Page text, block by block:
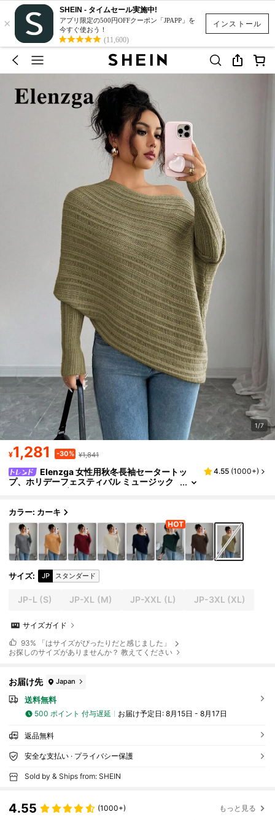
インストール
×
SHEIN - タイムセール実施中!
アプリ限定の500円OFFクーポン「JPAPP」を
今すぐ使おう！
(11,600)
1/7
¥1,281 -30% ¥1,841
Elenzga 女性用秋冬長袖セータートッ
プ、ホリデーフェスティバル ミュージック
コンサート、ヴィンテージストックホルムス
エレガントな外出デート
4.55 (1000+)
カラー: カーキ
サイズ: JP スタンダード
JP-L (S) JP-XL (M) JP-XXL (L) JP-3XL (XL)
サイズガイド
93% 「はサイズがぴったりだと感じました」
お探しのサイズがありませんか？ 教えてください
お届け先 Japan
送料無料
500 ポイント 付与遅延 お届け予定日: 8月15日 - 8月17日
返品無料
安全な支払い · プライバシー保護
Sold by & Ships from: SHEIN
4.55 (1000+) もっと見る